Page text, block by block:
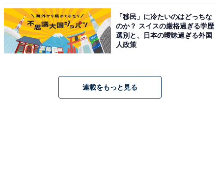
ていた大人も、今お子さんが観ているという方も、両方
が楽しめるデザインになっています。
「移民」に冷たいのはどっちな
のか？ スイスの厳格過ぎる学歴
選別と、日本の曖昧過ぎる外国
人政策
連載をもっと見る